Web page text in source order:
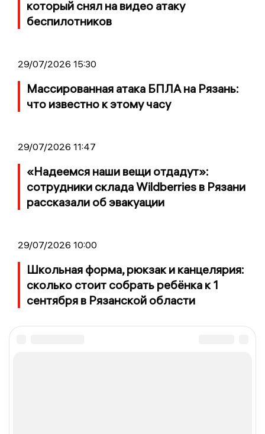
который снял на видео атаку
беспилотников
29/07/2026 15:30
Массированная атака БПЛА на Рязань:
что известно к этому часу
29/07/2026 11:47
«Надеемся наши вещи отдадут»:
сотрудники склада Wildberries в Рязани
рассказали об эвакуации
29/07/2026 10:00
Школьная форма, рюкзак и канцелярия:
сколько стоит собрать ребёнка к 1
сентября в Рязанской области